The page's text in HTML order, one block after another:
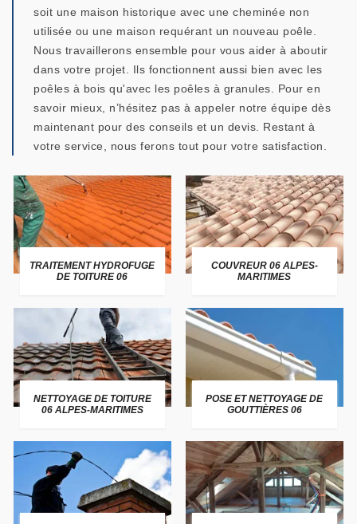
soit une maison historique avec une cheminée non
utilisée ou une maison requérant un nouveau poêle.
Nous travaillerons ensemble pour vous aider à aboutir
dans votre projet. Ils fonctionnent aussi bien avec les
poêles à bois qu'avec les poêles à granules. Pour en
savoir mieux, n’hésitez pas à appeler notre équipe dès
maintenant pour des conseils et un devis. Restant à
votre service, nous ferons tout pour votre satisfaction.
TRAITEMENT HYDROFUGE
DE TOITURE 06
COUVREUR 06 ALPES-
MARITIMES
NETTOYAGE DE TOITURE
06 ALPES-MARITIMES
POSE ET NETTOYAGE DE
GOUTTIÈRES 06